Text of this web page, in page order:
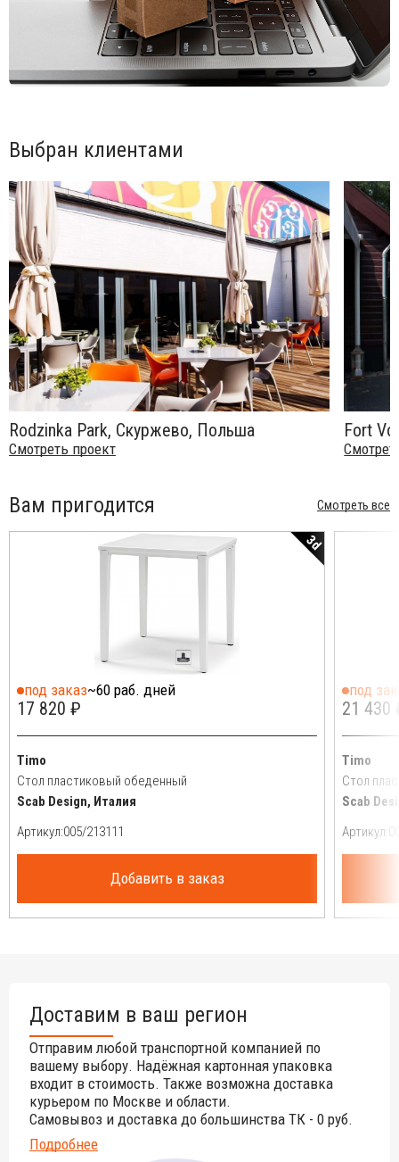
Выбран клиентами
Rodzinka Park, Скуржево, Польша
Смотреть проект
Fort
Вам пригодится Смотреть все
3d
под заказ~60 раб. дней
17 820 ₽
Timo
Стол пластиковый обеденный
Scab Design, Италия
Артикул:
Добавить в заказ
под
21 430
Timo
Стол
Scab
Артикул:
Доставим в ваш регион
Отправим любой транспортной компанией по
вашему выбору. Надёжная картонная упаковка
входит в стоимость. Также возможна доставка
курьером по Москве и области.
Самовывоз и доставка до большинства ТК - 0 руб.
Подробнее